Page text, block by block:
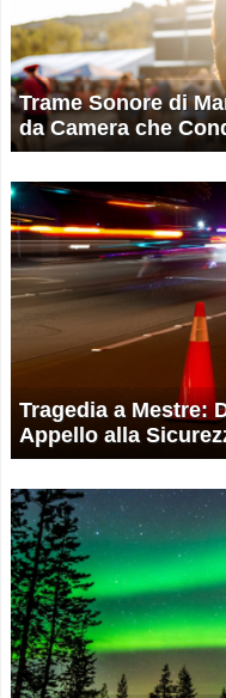
Trame Sonore di
da Camera che
Tragedia a Mestre:
Appello alla